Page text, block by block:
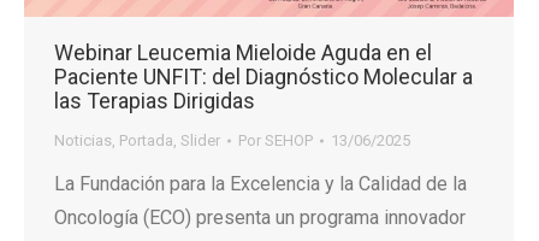
Webinar Leucemia Mieloide Aguda en el
Paciente UNFIT: del Diagnóstico Molecular a
las Terapias Dirigidas
Noticias, Portada, Slider Por SEHOP 13/06/2025
La Fundación para la Excelencia y la Calidad de la
Oncología (ECO) presenta un programa innovador